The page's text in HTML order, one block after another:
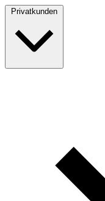
Privatkunden